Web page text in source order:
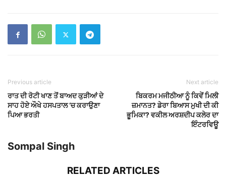
Previous article
ਰਾਤ ਦੀ ਰੋਟੀ ਖਾਣ ਤੋਂ ਬਾਅਦ ਕੁੜੀਆਂ ਦੇ
ਸਾਹ ਹੋਏ ਔਖੇ ਹਸਪਤਾਲ ‘ਚ ਕਰਾਉਣਾ
ਪਿਆ ਭਰਤੀ
Next article
ਬਿਕਰਮ ਮਜੀਠੀਆ ਨੂੰ ਕਿਵੇਂ ਮਿਲੀ
ਜ਼ਮਾਨਤ? ਡੇਰਾ ਬਿਆਸ ਮੁਖੀ ਦੀ ਕੀ
ਭੂਮਿਕਾ? ਵਕੀਲ ਅਰਸ਼ਦੀਪ ਕਲੇਰ ਦਾ
ਇੰਟਰਵਿਊ
Sompal Singh
RELATED ARTICLES